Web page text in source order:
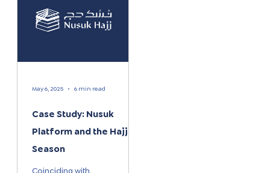
Case Study: Nusuk
Platform and the Hajj
Season
May 6, 2025 6 min read